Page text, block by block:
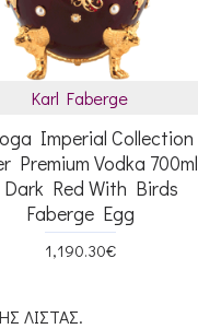
Karl Faberge
Imperial Collection
Premium Vodka 700ml
Red With Birds
Faberge Egg
1,190.30€
ΛΙΣΤΑΣ.